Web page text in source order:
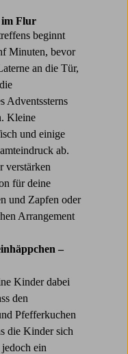
im Flur
beginnt
Minuten, bevor
an die Tür,
Adventssterns
Kleine
und einige
ab.
verstärken
für deine
und Zapfen oder
Arrangement
–
Kinder dabei
den
Pfefferkuchen
die Kinder sich
ein